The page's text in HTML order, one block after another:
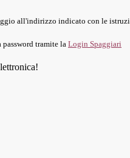
all'indirizzo indicato con le
tramite la Login Spaggiari